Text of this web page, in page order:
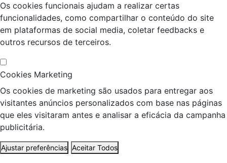
Os cookies funcionais ajudam a realizar certas
funcionalidades, como compartilhar o conteúdo do site
em plataformas de social media, coletar feedbacks e
outros recursos de terceiros.
Cookies Marketing
Os cookies de marketing são usados para entregar aos
visitantes anúncios personalizados com base nas páginas
que eles visitaram antes e analisar a eficácia da campanha
publicitária.
Ajustar preferências Aceitar Todos